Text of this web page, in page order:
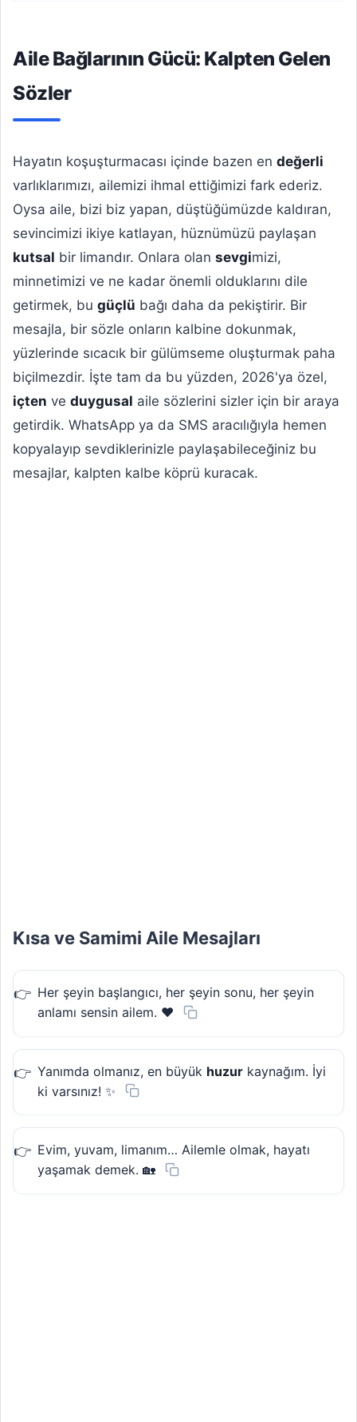
Aile Bağlarının Gücü: Kalpten Gelen
Sözler
Hayatın koşuşturmacası içinde bazen en değerli
varlıklarımızı, ailemizi ihmal ettiğimizi fark ederiz.
Oysa aile, bizi biz yapan, düştüğümüzde kaldıran,
sevincimizi ikiye katlayan, hüznümüzü paylaşan
kutsal bir limandır. Onlara olan sevgimizi,
minnetimizi ve ne kadar önemli olduklarını dile
getirmek, bu güçlü bağı daha da pekiştirir. Bir
mesajla, bir sözle onların kalbine dokunmak,
yüzlerinde sıcacık bir gülümseme oluşturmak paha
biçilmezdir. İşte tam da bu yüzden, 2026'ya özel,
içten ve duygusal aile sözlerini sizler için bir araya
getirdik. WhatsApp ya da SMS aracılığıyla hemen
kopyalayıp sevdiklerinizle paylaşabileceğiniz bu
mesajlar, kalpten kalbe köprü kuracak.
Kısa ve Samimi Aile Mesajları
Her şeyin başlangıcı, her şeyin sonu, her şeyin
anlamı sensin ailem. ❤️
Yanımda olmanız, en büyük huzur kaynağım. İyi
ki varsınız! ✨
Evim, yuvam, limanım… Ailemle olmak, hayatı
yaşamak demek. 🏡